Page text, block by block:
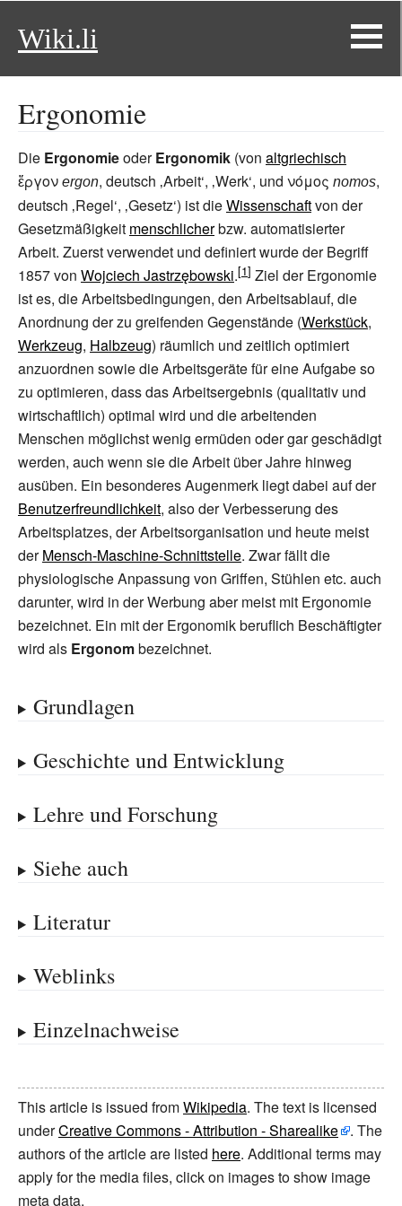
Wiki.li
Ergonomie
Die ErgonomieoderErgonomik (von altgriechisch
ἔργον ergon, deutsch ‚Arbeit‘, ‚Werk‘, und νόμος nomos,
deutsch ‚Regel‘, ‚Gesetz‘) ist dieWissenschaftvon der
Gesetzmäßigkeit menschlicherbzw. automatisierter
Arbeit. Zuerst verwendet und definiert wurde der Begriff
1857 von Wojciech Jastrzębowski.
Ziel der Ergonomie
ist es, die Arbeitsbedingungen, den Arbeitsablauf, die
Anordnung der zu greifenden Gegenstände (Werkstück,
Werkzeug, Halbzeug) räumlich und zeitlich optimiert
anzuordnen sowie die Arbeitsgeräte für eine Aufgabe so
zu optimieren, dass das Arbeitsergebnis (qualitativ und
wirtschaftlich) optimal wird und die arbeitenden
Menschen möglichst wenig ermüden oder gar geschädigt
werden, auch wenn sie die Arbeit über Jahre hinweg
ausüben. Ein besonderes Augenmerk liegt dabei auf der
Benutzerfreundlichkeit, also der Verbesserung des
Arbeitsplatzes, der Arbeitsorganisation und heute meist
derMensch-Maschine-Schnittstelle. Zwar fällt die
physiologische Anpassung von Griffen, Stühlen etc. auch
darunter, wird in der Werbung aber meist mit Ergonomie
bezeichnet. Ein mit der Ergonomik beruflich Beschäftigter
wird als Ergonombezeichnet.
Grundlagen
Geschichte und Entwicklung
Lehre und Forschung
Siehe auch
Literatur
Weblinks
Einzelnachweise
This article is issued fromWikipedia. The text is licensed
underCreative Commons - Attribution - Sharealike
. The
authors of the article are listed here. Additional terms may
apply for the media files, click on images to show image
meta data.